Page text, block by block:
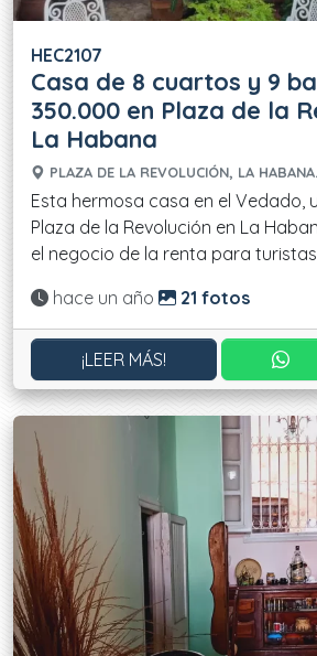
HEC2107
Casa de 8 cuartos y 9
350.000 en Plaza de la
La Habana
PLAZA DE LA REVOLUCIÓN, LA HABANA.
Esta hermosa casa en el Vedado,
Plaza de la Revolución en La
el negocio de la renta para
Actualizado:
hace un año 21 fotos
¡LEER MÁS!